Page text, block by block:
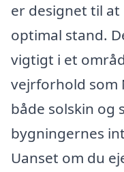
er designet til
optimal stand.
vigtigt i et
vejrforhold som
både solskin og
bygningernes
Uanset om du